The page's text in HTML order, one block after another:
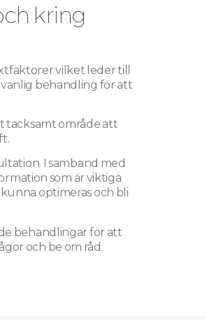
kring
vilket leder till
behandling för att
tacksamt område att
I samband med
som är viktiga
optimeras och bli
behandlingar för att
och be om råd.